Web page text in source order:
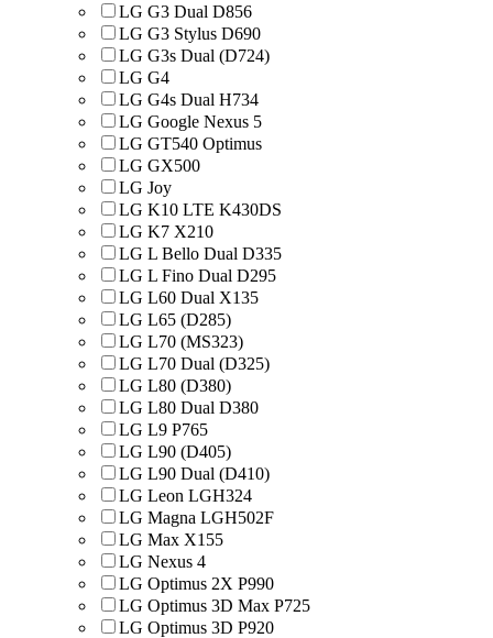
LG G3 Dual D856
LG G3 Stylus D690
LG G3s Dual (D724)
LG G4
LG G4s Dual H734
LG Google Nexus 5
LG GT540 Optimus
LG GX500
LG Joy
LG K10 LTE K430DS
LG K7 X210
LG L Bello Dual D335
LG L Fino Dual D295
LG L60 Dual X135
LG L65 (D285)
LG L70 (MS323)
LG L70 Dual (D325)
LG L80 (D380)
LG L80 Dual D380
LG L9 P765
LG L90 (D405)
LG L90 Dual (D410)
LG Leon LGH324
LG Magna LGH502F
LG Max X155
LG Nexus 4
LG Optimus 2X P990
LG Optimus 3D Max P725
LG Optimus 3D P920